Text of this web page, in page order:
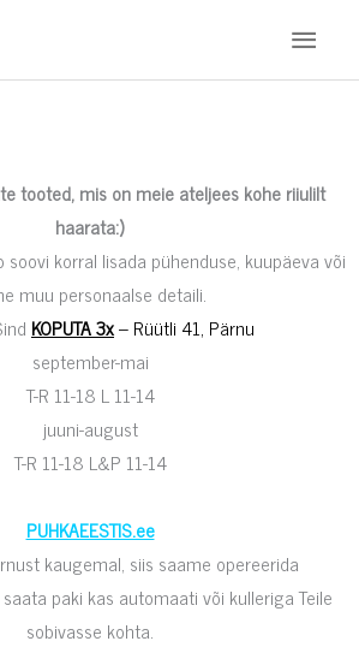
Main
Menu
tooted, mis on meie ateljees kohe riiulilt
haarata:)
korral lisada pühenduse, kuupäeva või
muu personaalse detaili.
KOPUTA 3x– Rüütli 41, Pärnu
september-mai
T-R 11-18 L 11-14
juuni-august
T-R 11-18 L&P 11-14
PUHKAEESTIS.ee
kaugemal, siis saame opereerida
paki kas automaati või kulleriga Teile
sobivasse kohta.